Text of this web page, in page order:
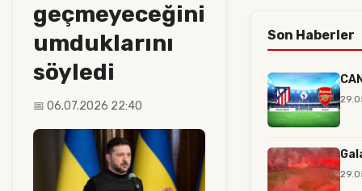
geçmeyeceğini
umduklarını
söyledi
📅 06.07.2026 22:40
Son Haberler